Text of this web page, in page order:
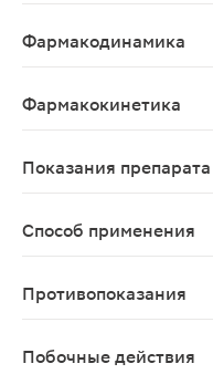
Фармакодинамика
Фармакокинетика
Показания препарата
Способ применения
Противопоказания
Побочные действия